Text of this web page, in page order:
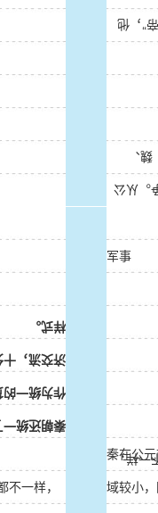
;公元前
元
嬴政幻
一样，
军事
秦在公
域较小
形方孔钱，
族地区的经
仿照秦朝的
样式。
首先统